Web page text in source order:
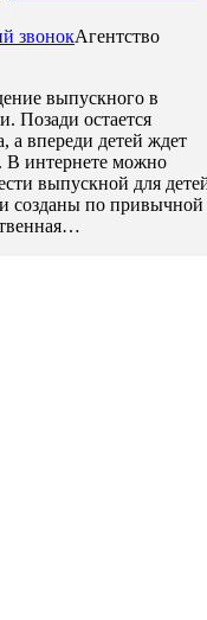
звонокАгентство
выпускного в
Позади остается
а впереди детей ждет
В интернете можно
выпускной для
созданы по привычной